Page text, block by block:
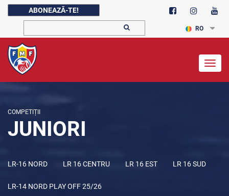
ABONEAZĂ-TE!
RO
COMPETIȚII
JUNIORI
LR-16 NORD LR 16 CENTRU LR 16 EST LR 16 SUD
LR-14 NORD PLAY OFF 25/26